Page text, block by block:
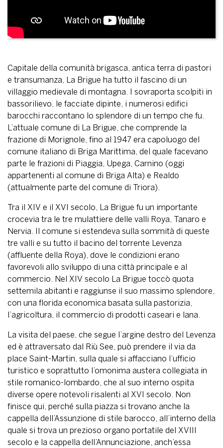
Capitale della comunità brigasca, antica terra di pastori
e transumanza, La Brigue ha tutto il fascino di un
villaggio medievale di montagna. I sovraporta scolpiti in
bassorilievo, le facciate dipinte, i numerosi edifici
barocchi raccontano lo splendore di un tempo che fu.
L’attuale comune di La Brigue, che comprende la
frazione di Morignole, fino al 1947 era capoluogo del
comune italiano di Briga Marittima, del quale facevano
parte le frazioni di Piaggia, Upega, Carnino (oggi
appartenenti al comune di Briga Alta) e Realdo
(attualmente parte del comune di Triora).
Tra il XIV e il XVI secolo, La Brigue fu un importante
crocevia tra le tre mulattiere delle valli Roya, Tanaro e
Nervia. Il comune si estendeva sulla sommità di queste
tre valli e su tutto il bacino del torrente Levenza
(affluente della Roya), dove le condizioni erano
favorevoli allo sviluppo di una città principale e al
commercio. Nel XIV secolo La Brigue toccò quota
settemila abitanti e raggiunse il suo massimo splendore,
con una florida economica basata sulla pastorizia,
l’agricoltura, il commercio di prodotti caseari e lana.
La visita del paese, che segue l’argine destro del Levenza
ed è attraversato dal Riù See, può prendere il via da
place Saint-Martin, sulla quale si affacciano l’ufficio
turistico e soprattutto l’omonima austera collegiata in
stile romanico-lombardo, che al suo interno ospita
diverse opere notevoli risalenti al XVI secolo. Non
finisce qui, perché sulla piazza si trovano anche la
cappella dell’Assunzione di stile barocco, all’interno della
quale si trova un prezioso organo portatile del XVIII
secolo e la cappella dell’Annunciazione, anch’essa